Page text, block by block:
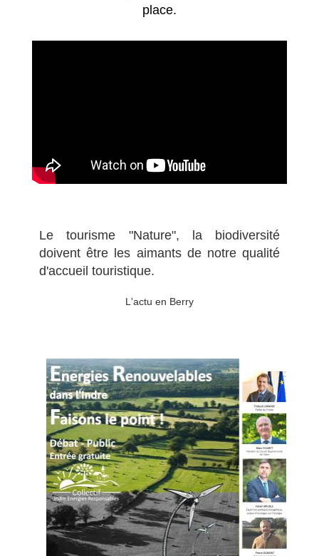
place.
Le tourisme "Nature", la biodiversité
doivent être les aimants de notre qualité
d'accueil touristique.
L'actu en Berry